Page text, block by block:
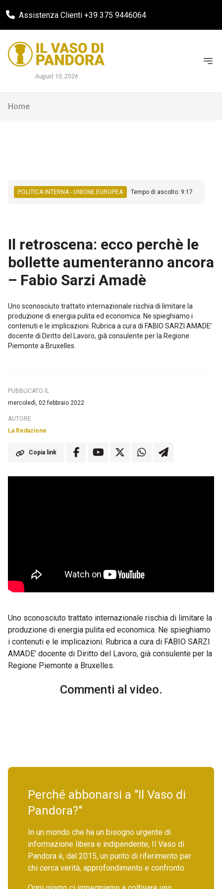
Assistenza Clienti +39 375 9446064
August 10, 2026
Home
POLITICA INTERNA - UNIONE EUROPEA Tempo di ascolto: 9:17
Il retroscena: ecco perchè le
bollette aumenteranno ancora
– Fabio Sarzi Amadè
Uno sconosciuto trattato internazionale rischia di limitare la
produzione di energia pulita ed economica. Ne spieghiamo i
contenuti e le implicazioni. Rubrica a cura di FABIO SARZI AMADE’
docente di Diritto del Lavoro, già consulente per la Regione
Piemonte a Bruxelles.
PUBBLICATO IL
mercoledì, 02 febbraio 2022
AUTORE
La Redazione
Copia link
Uno sconosciuto trattato internazionale rischia di limitare la
produzione di energia pulita ed economica. Ne spieghiamo
i contenuti e le implicazioni. Rubrica a cura di FABIO SARZI
AMADE’ docente di Diritto del Lavoro, già consulente per la
Regione Piemonte a Bruxelles.
Commenti al video.
Perché abbonarsi a "Il Vaso di
Pandora?"
In un mondo che ha un bisogno urgente di
informazione libera e indipendente, Il Vaso di
Pandora è, dal 2015, un punto di riferimento per
chi cerca verità, approfondimento e confronto.